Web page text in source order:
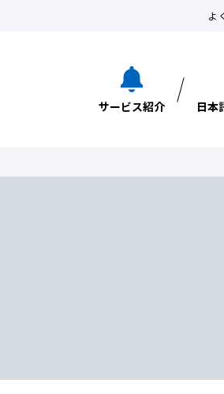
よ
サービス紹介 日本